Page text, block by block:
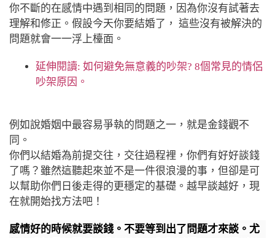
你不斷的在感情中遇到相同的問題，因為你沒有試著去
理解和修正。假設今天你要結婚了， 這些沒有被解決的
問題就會一一浮上檯面。
延伸閱讀: 如何避免無意義的吵架? 8個常見的情侶
吵架原因。
例如說婚姻中最容易爭執的問題之一，就是金錢觀不
同。
你們以結婚為前提交往，交往過程裡，你們有好好談錢
了嗎？雖然這聽起來並不是一件很浪漫的事，但卻是可
以幫助你們日後走得的更穩定的基礎。越早談越好，現
在就開始找方法吧！
感情好的時候就要談錢。不要等到出了問題才來談。尤